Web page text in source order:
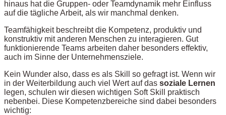
hinaus hat die Gruppen- oder Teamdynamik mehr Einfluss
auf die tägliche Arbeit, als wir manchmal denken.
Teamfähigkeit beschreibt die Kompetenz, produktiv und
konstruktiv mit anderen Menschen zu interagieren. Gut
funktionierende Teams arbeiten daher besonders effektiv,
auch im Sinne der Unternehmensziele.
Kein Wunder also, dass es als Skill so gefragt ist. Wenn wir
in der Weiterbildung auch viel Wert auf das soziale Lernen
legen, schulen wir diesen wichtigen Soft Skill praktisch
nebenbei. Diese Kompetenzbereiche sind dabei besonders
wichtig: